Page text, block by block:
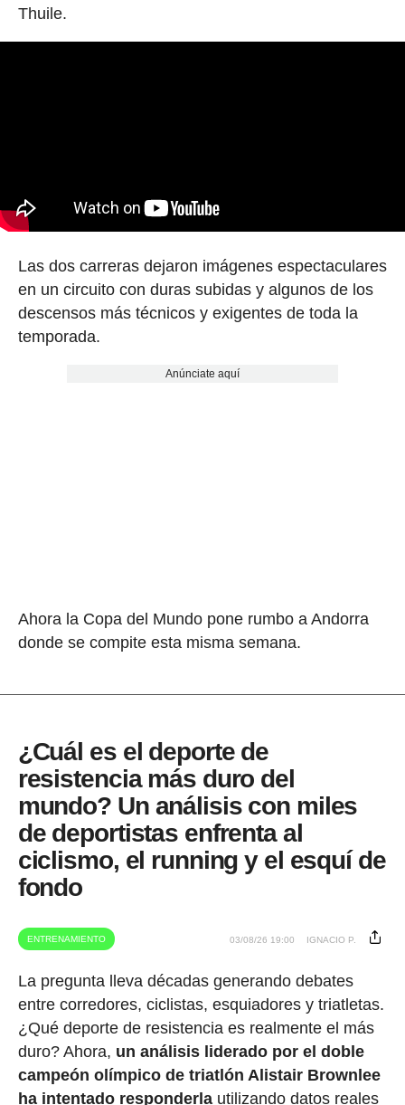
Thuile.
Las dos carreras dejaron imágenes espectaculares
en un circuito con duras subidas y algunos de los
descensos más técnicos y exigentes de toda la
temporada.
Anúnciate aquí
Ahora la Copa del Mundo pone rumbo a Andorra
donde se compite esta misma semana.
¿Cuál es el deporte de
resistencia más duro del
mundo? Un análisis con miles
de deportistas enfrenta al
ciclismo, el running y el esquí de
fondo
ENTRENAMIENTO 03/08/26 19:00 IGNACIO P.
La pregunta lleva décadas generando debates
entre corredores, ciclistas, esquiadores y triatletas.
¿Qué deporte de resistencia es realmente el más
duro? Ahora, un análisis liderado por el doble
campeón olímpico de triatlón Alistair Brownlee
ha intentado responderla utilizando datos reales